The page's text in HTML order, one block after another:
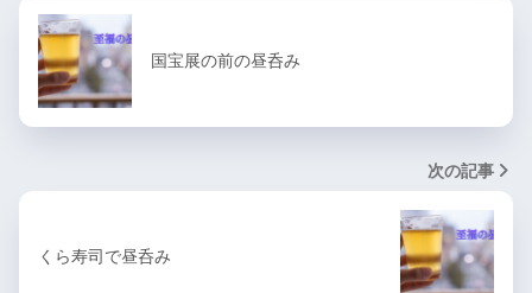
国宝展の前の昼呑み
次の記事
くら寿司で昼呑み